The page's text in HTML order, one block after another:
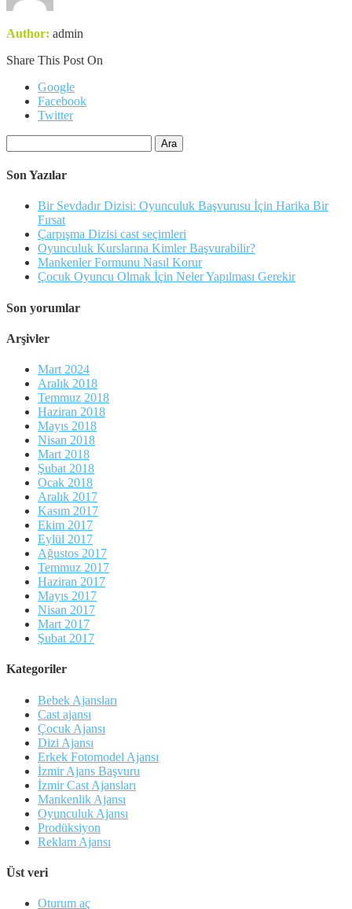
Author: admin
Share This Post On
Google
Facebook
Twitter
Son Yazılar
Bir Sevdadır Dizisi: Oyunculuk Başvurusu İçin Harika Bir
Fırsat
Çarpışma Dizisi cast seçimleri
Oyunculuk Kurslarına Kimler Başvurabilir?
Mankenler Formunu Nasıl Korur
Çocuk Oyuncu Olmak İçin Neler Yapılması Gerekir
Son yorumlar
Arşivler
Mart 2024
Aralık 2018
Temmuz 2018
Haziran 2018
Mayıs 2018
Nisan 2018
Mart 2018
Şubat 2018
Ocak 2018
Aralık 2017
Kasım 2017
Ekim 2017
Eylül 2017
Ağustos 2017
Temmuz 2017
Haziran 2017
Mayıs 2017
Nisan 2017
Mart 2017
Şubat 2017
Kategoriler
Bebek Ajansları
Cast ajansı
Çocuk Ajansı
Dizi Ajansı
Erkek Fotomodel Ajansı
İzmir Ajans Başvuru
İzmir Cast Ajansları
Mankenlik Ajansı
Oyunculuk Ajansı
Prodüksiyon
Reklam Ajansı
Üst veri
Oturum aç